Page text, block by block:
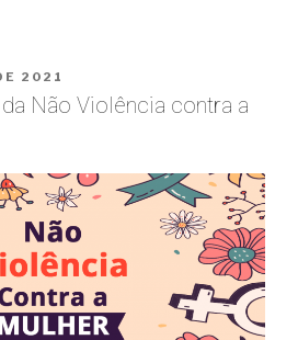
2021
Não Violência contra a